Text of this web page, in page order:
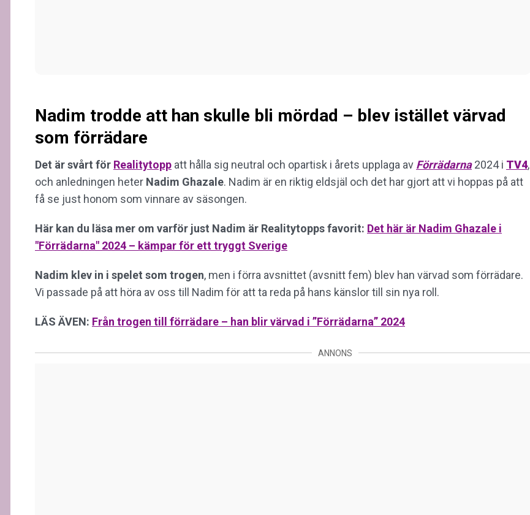
Nadim trodde att han skulle bli mördad – blev istället värvad
som förrädare
Det är svårt för Realitytopp att hålla sig neutral och opartisk i årets upplaga av Förrädarna2024 i TV4,
och anledningen heter Nadim Ghazale. Nadim är en riktig eldsjäl och det har gjort att vi hoppas på att
få se just honom som vinnare av säsongen.
Här kan du läsa mer om varför just Nadim är Realitytopps favorit: Det här är Nadim Ghazale i
"Förrädarna" 2024 – kämpar för ett tryggt Sverige
Nadim klev in i spelet som trogen, men i förra avsnittet (avsnitt fem) blev han värvad som förrädare.
Vi passade på att höra av oss till Nadim för att ta reda på hans känslor till sin nya roll.
LÄS ÄVEN: Från trogen till förrädare – han blir värvad i ”Förrädarna” 2024
ANNONS